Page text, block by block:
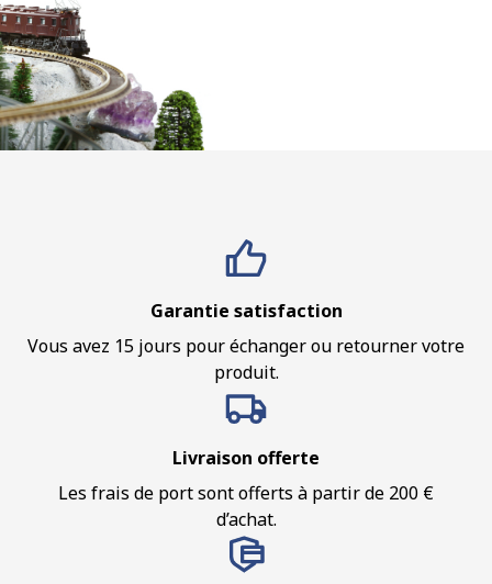
Garantie satisfaction
Vous avez 15 jours pour échanger ou retourner votre
produit.
Livraison offerte
Les frais de port sont offerts à partir de 200 €
d’achat.